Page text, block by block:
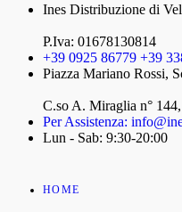
Ines Distribuzione di
P.Iva: 01678130814
+39 0925 86779 +39
Piazza Mariano Rossi,
C.so A. Miraglia n°
Per Assistenza:
Lun - Sab: 9:30-20:00
HOME